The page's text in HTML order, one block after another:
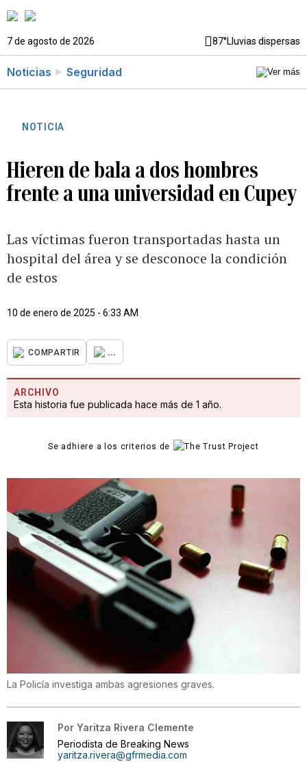
7 de agosto de 2026 87°Lluvias dispersas
Noticias Seguridad
NOTICIA
Hieren de bala a dos hombres
frente a una universidad en Cupey
Las víctimas fueron transportadas hasta un
hospital del área y se desconoce la condición
de estos
10 de enero de 2025 - 6:33 AM
COMPARTIR ...
ARCHIVO
Esta historia fue publicada hace más de 1 año.
Se adhiere a los criterios de
La Policía investiga ambas agresiones graves.
Por Yaritza Rivera Clemente
Periodista de Breaking News
yaritza.rivera@gfrmedia.com